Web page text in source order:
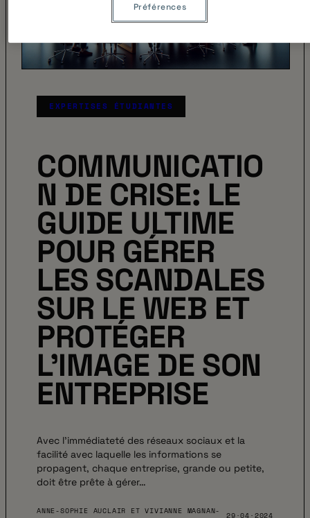
EXPERTISES ÉTUDIANTES
COMMUNICATIO
N DE CRISE: LE
GUIDE ULTIME
POUR GÉRER
LES SCANDALES
SUR LE WEB ET
PROTÉGER
L’IMAGE DE SON
ENTREPRISE
Avec l’immédiateté des réseaux sociaux et la
facilité avec laquelle les informations se
propagent, chaque entreprise, grande ou petite,
doit être prête à gérer…
ANNE-SOPHIE AUCLAIR ET VIVIANNE MAGNAN-
29·04·2024
Préférences